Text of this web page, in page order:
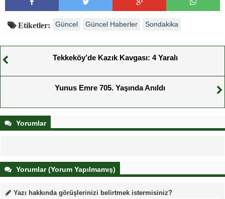
Etiketler: Güncel Güncel Haberler Sondakika
Tekkeköy’de Kazık Kavgası: 4 Yaralı
Yunus Emre 705. Yaşında Anıldı
Yorumlar
Yorumlar (Yorum Yapılmamış)
Yazı hakkında görüşlerinizi belirtmek istermisiniz?